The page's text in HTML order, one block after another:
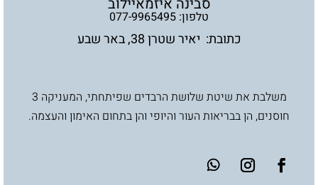
טלפון: 077-9965495
כתובת: יאיר שטרן 38, באר שבע
משלבת את שיטת שלושת הרבדים שפיתחתי, המעניקה 3
חוסנים, הן בבריאות העור והיופי והן בתחום האימון והעצמה.